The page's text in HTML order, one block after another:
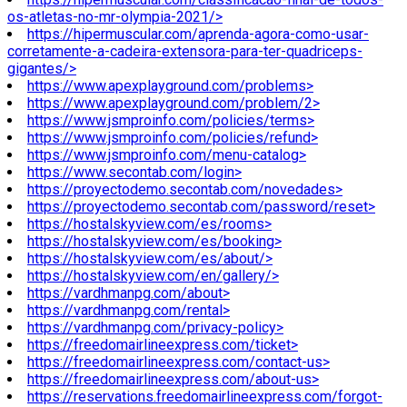
os-atletas-no-mr-olympia-2021/>
https://hipermuscular.com/aprenda-agora-como-usar-
corretamente-a-cadeira-extensora-para-ter-quadriceps-
gigantes/>
https://www.apexplayground.com/problems>
https://www.apexplayground.com/problem/2>
https://www.jsmproinfo.com/policies/terms>
https://www.jsmproinfo.com/policies/refund>
https://www.jsmproinfo.com/menu-catalog>
https://www.secontab.com/login>
https://proyectodemo.secontab.com/novedades>
https://proyectodemo.secontab.com/password/reset>
https://hostalskyview.com/es/rooms>
https://hostalskyview.com/es/booking>
https://hostalskyview.com/es/about/>
https://hostalskyview.com/en/gallery/>
https://vardhmanpg.com/about>
https://vardhmanpg.com/rental>
https://vardhmanpg.com/privacy-policy>
https://freedomairlineexpress.com/ticket>
https://freedomairlineexpress.com/contact-us>
https://freedomairlineexpress.com/about-us>
https://reservations.freedomairlineexpress.com/forgot-